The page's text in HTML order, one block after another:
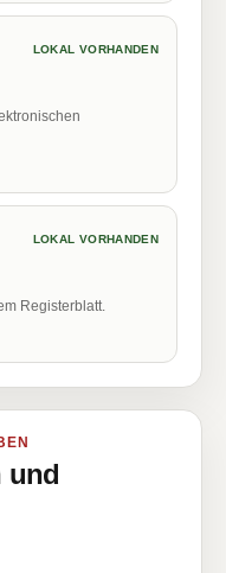
LOKAL VORHANDEN
LOKAL VORHANDEN
Registerblatt.
und